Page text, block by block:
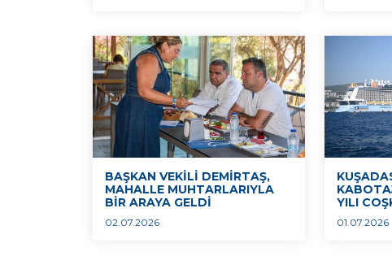
BAŞKAN VEKİLİ DEMİRTAŞ,
MAHALLE MUHTARLARIYLA
BİR ARAYA GELDİ
02.07.2026
YILI
01.07.2026